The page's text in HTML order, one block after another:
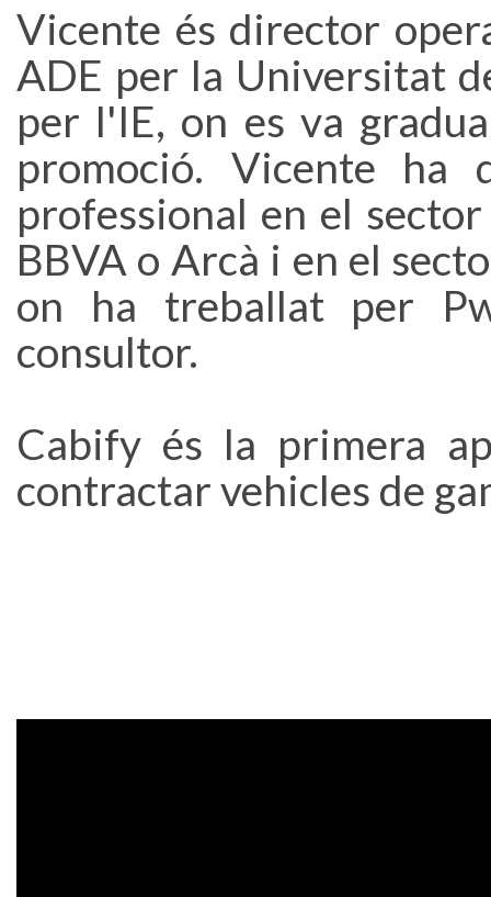
Vicente és director
ADE per la Universitat
per l'IE, on es va
promoció. Vicente ha
professional en el
BBVA o Arcà i en el
on ha treballat per
consultor.
Cabify és la primera
contractar vehicles de